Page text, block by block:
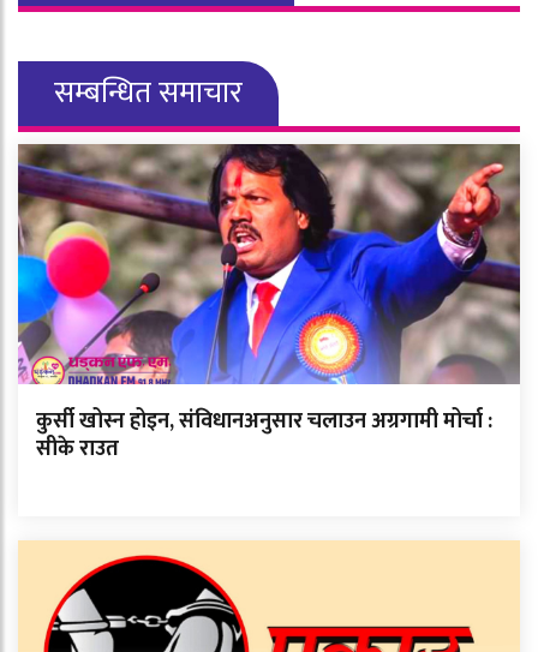
सम्बन्धित समाचार
कुर्सी खोस्न होइन, संविधानअनुसार चलाउन अग्रगामी मोर्चा :
सीके राउत